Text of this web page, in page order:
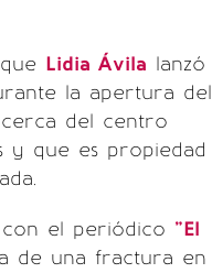
Lidia Ávila lanzó
la apertura del
cerca del centro
y que es propiedad
el periódico "El
de una fractura en